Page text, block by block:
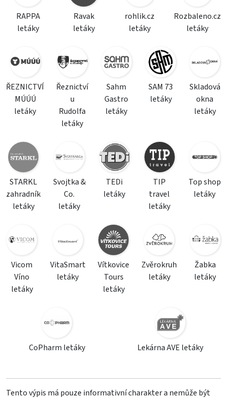
RAPPA
letáky
Ravak
letáky
rohlik.cz
letáky
Rozbaleno.cz
letáky
ŘEZNICTVÍ
MÚÚÚ
letáky
Řeznictví
u
Rudolfa
letáky
Sahm
Gastro
letáky
SAM 73
letáky
Skladová
okna
letáky
STARKL
zahradník
letáky
Svojtka &
Co.
letáky
TEDi
letáky
TIP
travel
letáky
Top shop
letáky
Vicom
Víno
letáky
VitaSmart
letáky
Vítkovice
Tours
letáky
Zvěrokruh
letáky
Žabka
letáky
CoPharm letáky Lekárna AVE letáky
Tento výpis má pouze informativní charakter a nemůže být